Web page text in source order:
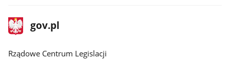
stopka
gov.plStrona
gov.pl
Rządowe Centrum Legislacji